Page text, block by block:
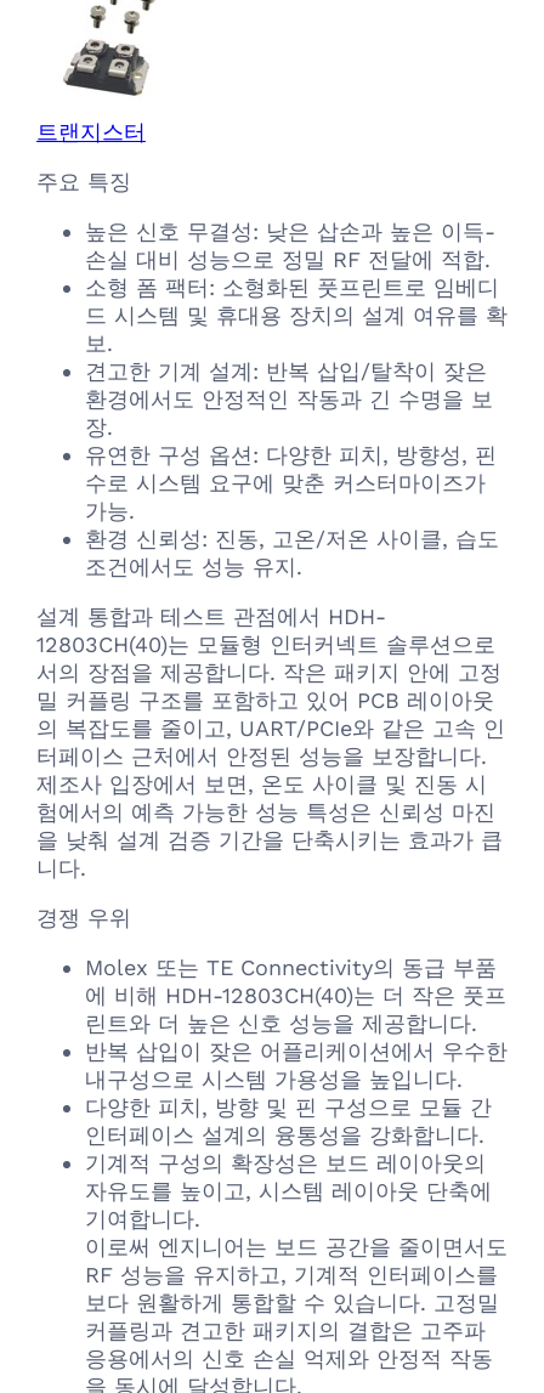
트랜지스터
주요 특징
높은 신호 무결성: 낮은 삽손과 높은 이득-
손실 대비 성능으로 정밀 RF 전달에 적합.
소형 폼 팩터: 소형화된 풋프린트로 임베디
드 시스템 및 휴대용 장치의 설계 여유를 확
보.
견고한 기계 설계: 반복 삽입/탈착이 잦은
환경에서도 안정적인 작동과 긴 수명을 보
장.
유연한 구성 옵션: 다양한 피치, 방향성, 핀
수로 시스템 요구에 맞춘 커스터마이즈가
가능.
환경 신뢰성: 진동, 고온/저온 사이클, 습도
조건에서도 성능 유지.
설계 통합과 테스트 관점에서 HDH-
12803CH(40)는 모듈형 인터커넥트 솔루션으로
서의 장점을 제공합니다. 작은 패키지 안에 고정
밀 커플링 구조를 포함하고 있어 PCB 레이아웃
의 복잡도를 줄이고, UART/PCIe와 같은 고속 인
터페이스 근처에서 안정된 성능을 보장합니다.
제조사 입장에서 보면, 온도 사이클 및 진동 시
험에서의 예측 가능한 성능 특성은 신뢰성 마진
을 낮춰 설계 검증 기간을 단축시키는 효과가 큽
니다.
경쟁 우위
Molex 또는 TE Connectivity의 동급 부품
에 비해 HDH-12803CH(40)는 더 작은 풋프
린트와 더 높은 신호 성능을 제공합니다.
반복 삽입이 잦은 어플리케이션에서 우수한
내구성으로 시스템 가용성을 높입니다.
다양한 피치, 방향 및 핀 구성으로 모듈 간
인터페이스 설계의 융통성을 강화합니다.
기계적 구성의 확장성은 보드 레이아웃의
자유도를 높이고, 시스템 레이아웃 단축에
기여합니다.
이로써 엔지니어는 보드 공간을 줄이면서도
RF 성능을 유지하고, 기계적 인터페이스를
보다 원활하게 통합할 수 있습니다. 고정밀
커플링과 견고한 패키지의 결합은 고주파
응용에서의 신호 손실 억제와 안정적 작동
을 동시에 달성합니다.